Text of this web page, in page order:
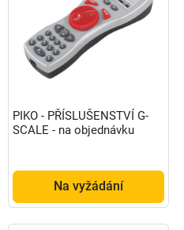
PIKO - PŘÍSLUŠENSTVÍ G-
SCALE - na objednávku
Na vyžádání